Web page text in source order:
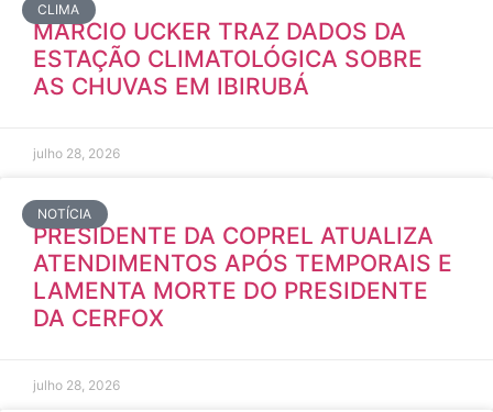
CLIMA
MÁRCIO UCKER TRAZ DADOS DA
ESTAÇÃO CLIMATOLÓGICA SOBRE
AS CHUVAS EM IBIRUBÁ
julho 28, 2026
NOTÍCIA
PRESIDENTE DA COPREL ATUALIZA
ATENDIMENTOS APÓS TEMPORAIS E
LAMENTA MORTE DO PRESIDENTE
DA CERFOX
julho 28, 2026